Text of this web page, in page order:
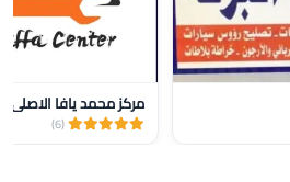
مركز محمد يافا الاصلي
(6)